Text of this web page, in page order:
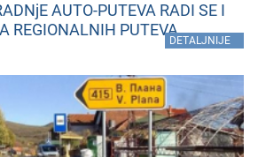
AUTO-PUTEVA RADI SE I
REGIONALNIH PUTEVA
DETALJNIJE